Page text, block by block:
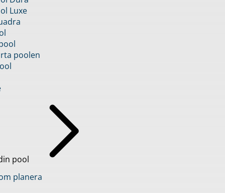
Luxe
poolen
pool
planera